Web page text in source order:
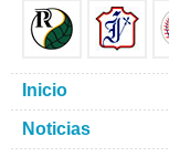
Inicio
Noticias